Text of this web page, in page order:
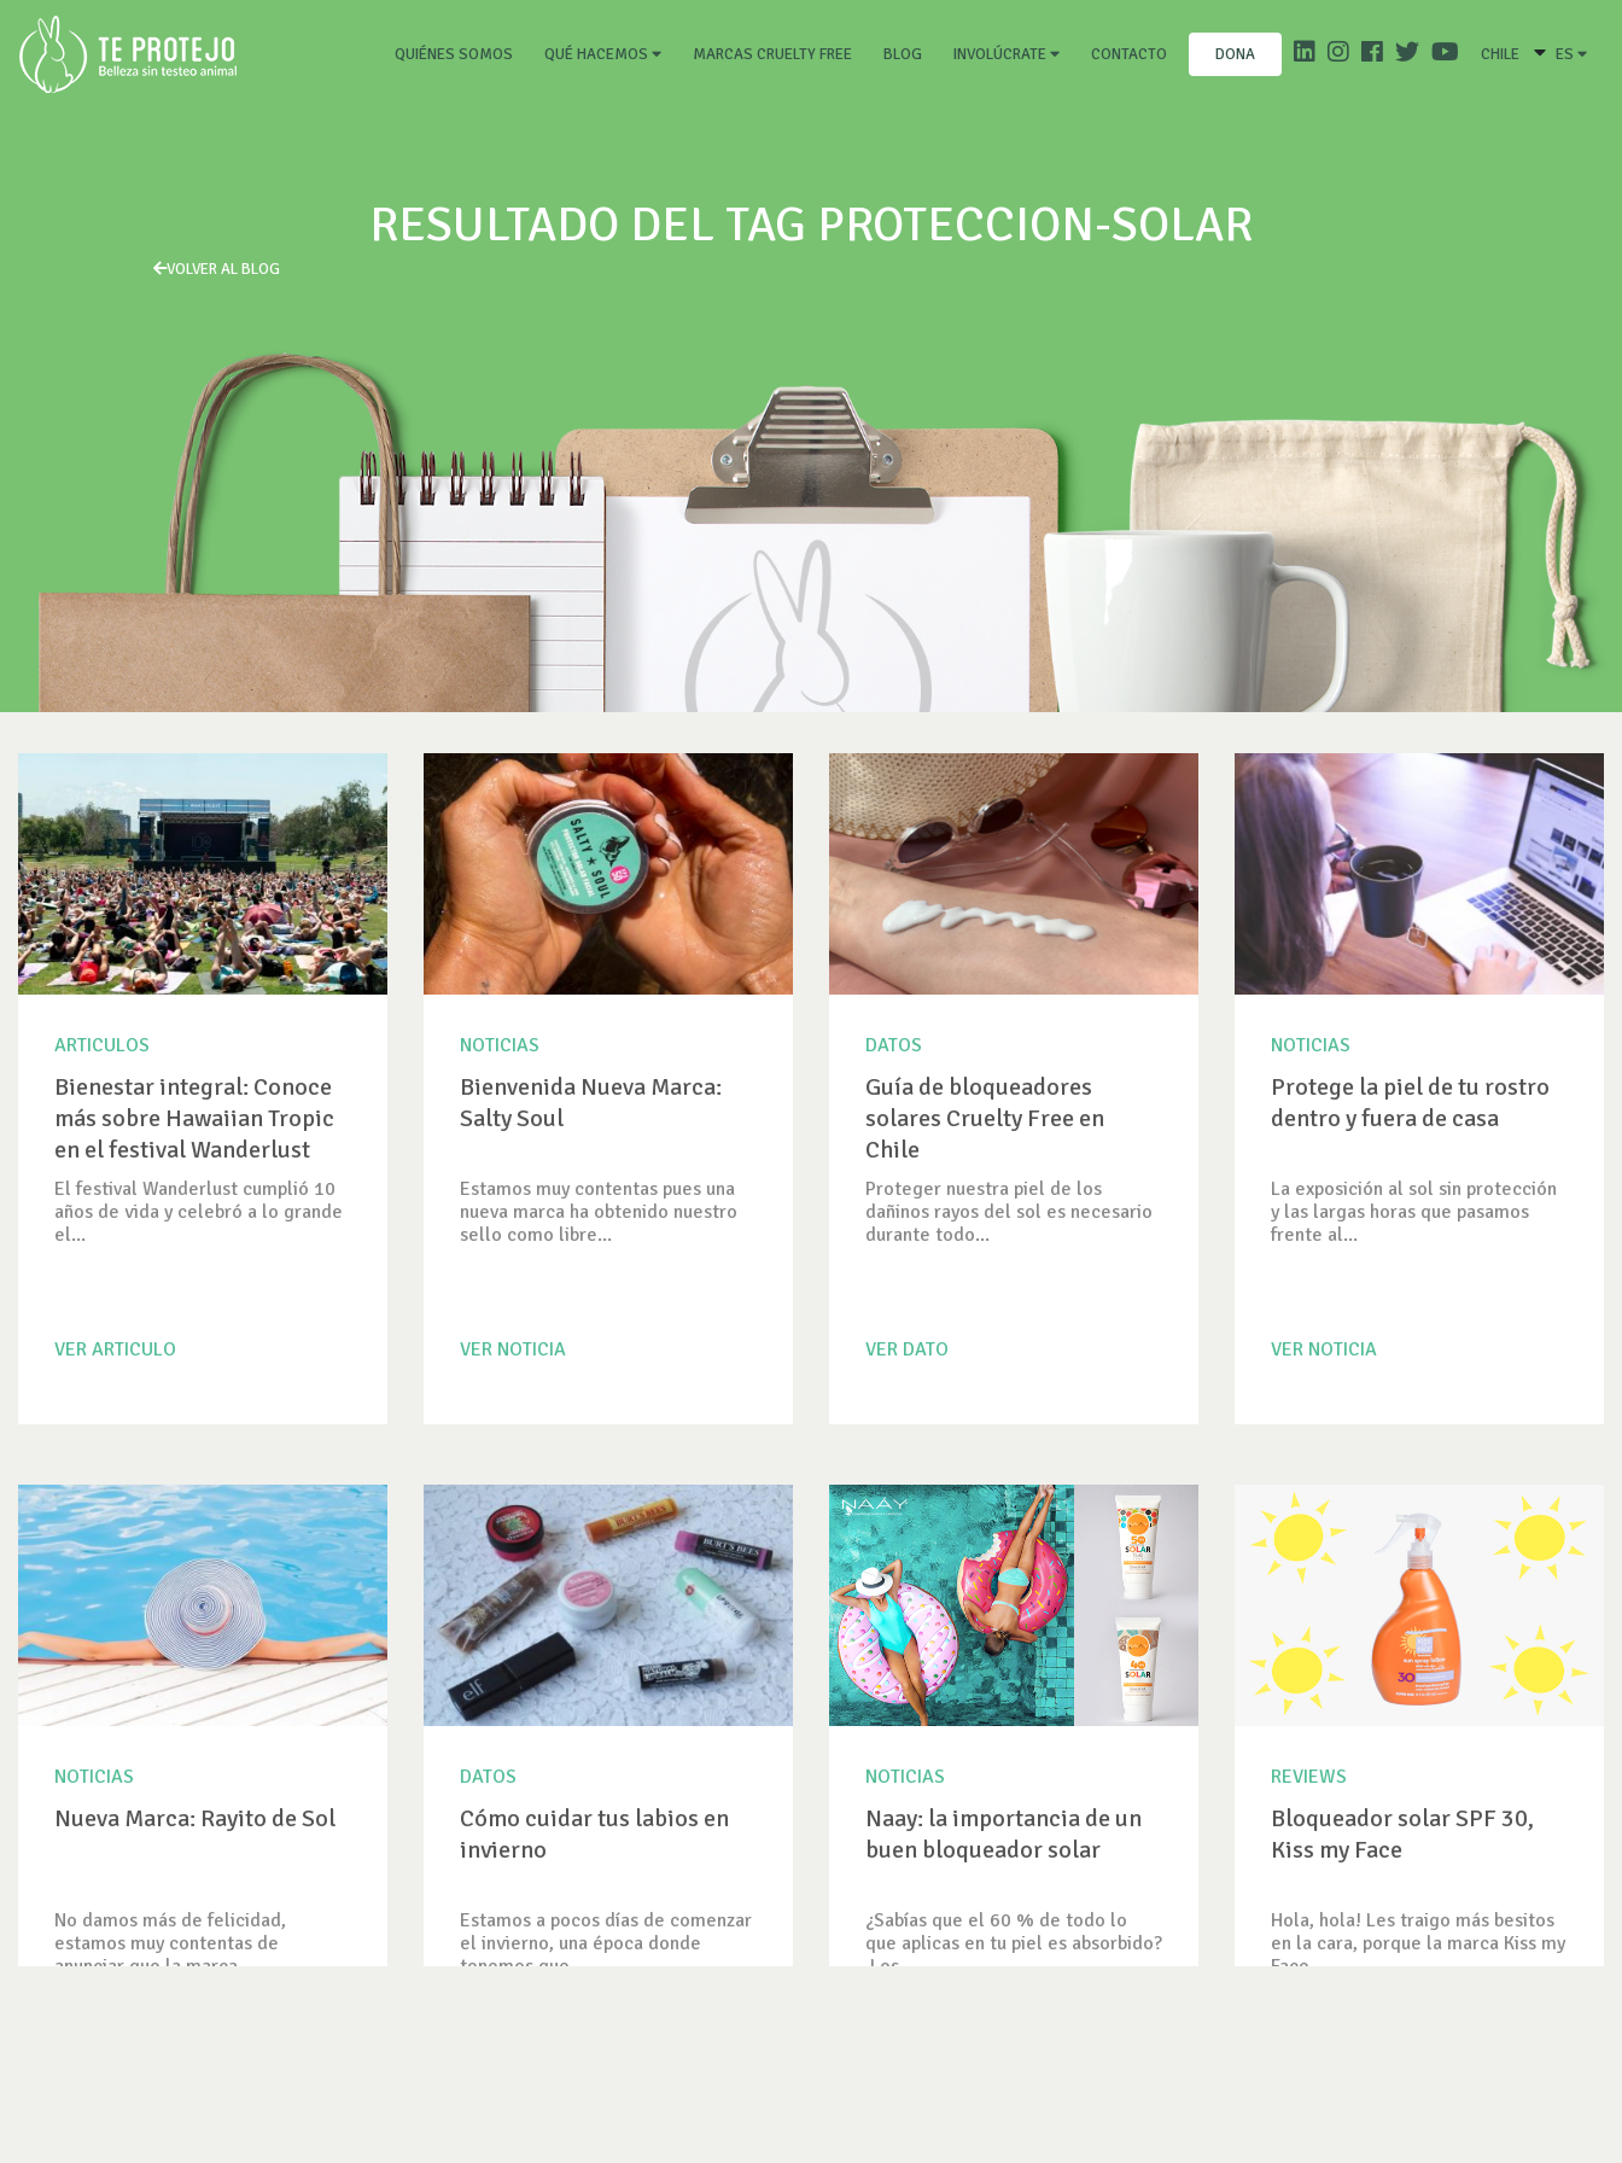
QUIÉNES SOMOS (CURRENT)
QUÉ HACEMOS MARCAS CRUELTY FREE BLOG INVOLÚCRATE CONTACTO DONA CHILE ES
RESULTADO DEL TAG PROTECCION-SOLAR
VOLVER AL BLOG
ARTICULOS
Bienestar integral: Conoce
más sobre Hawaiian Tropic
en el festival Wanderlust
El festival Wanderlust cumplió 10
años de vida y celebró a lo grande
el...
VER ARTICULO
NOTICIAS
Bienvenida Nueva Marca:
Salty Soul
Estamos muy contentas pues una
nueva marca ha obtenido nuestro
sello como libre...
VER NOTICIA
DATOS
Guía de bloqueadores
solares Cruelty Free en
Chile
Proteger nuestra piel de los
dañinos rayos del sol es necesario
durante todo...
VER DATO
NOTICIAS
Protege la piel de tu rostro
dentro y fuera de casa
La exposición al sol sin protección
y las largas horas que pasamos
frente al...
VER NOTICIA
NOTICIAS
Nueva Marca: Rayito de Sol
No damos más de felicidad,
estamos muy contentas de
anunciar que la marca...
DATOS
Cómo cuidar tus labios en
invierno
Estamos a pocos días de comenzar
el invierno, una época donde
tenemos que...
NOTICIAS
Naay: la importancia de un
buen bloqueador solar
¿Sabías que el 60 % de todo lo
que aplicas en tu piel es absorbido?
Los...
REVIEWS
Bloqueador solar SPF 30,
Kiss my Face
Hola, hola! Les traigo más besitos
en la cara, porque la marca Kiss my
Face...